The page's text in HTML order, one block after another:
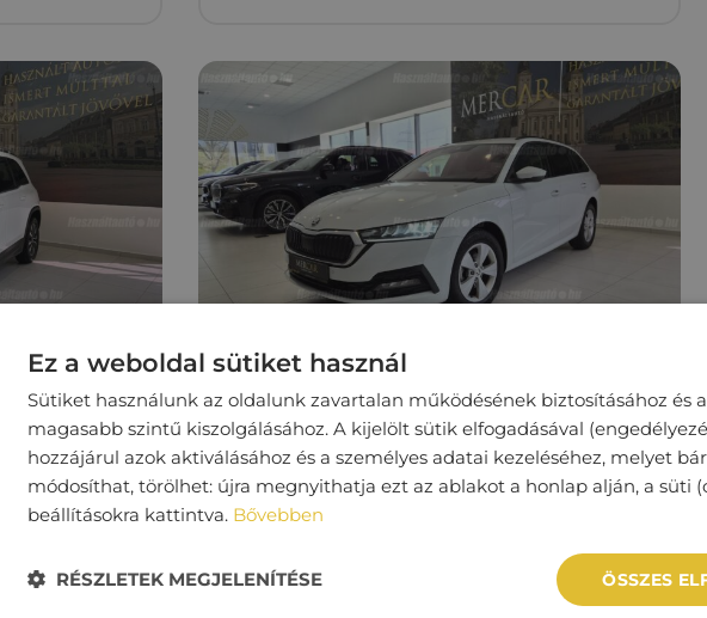
SKODA OCTAVIA
6‏‏‎ ‎290‏‏‎ ‎000 Megtekintés
Ez a weboldal sütiket használ
Sütiket használunk az oldalunk zavartalan működésének biztosításához és
magasabb szintű kiszolgálásához. A kijelölt sütik elfogadásával
hozzájárul azok aktiválásához és a személyes adatai kezeléséhez, melyet
módosíthat, törölhet: újra megnyithatja ezt az ablakot a honlap alján, a süti
beállításokra kattintva. Bővebben
ÖSSZES
RÉSZLETEK MEGJELENÍTÉSE